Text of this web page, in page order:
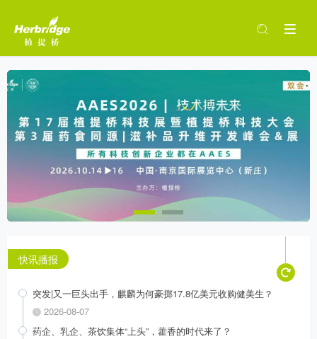
快讯播报
突发|又一巨头出手，麒麟为何豪掷17.8亿美元收购健美生？
2026-08-07
药企、乳企、茶饮集体“上头”，藿香的时代来了？